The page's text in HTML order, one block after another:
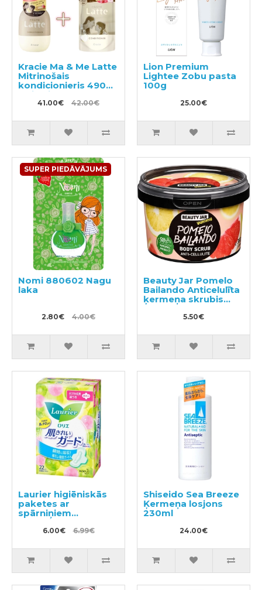
Kracie Ma & Me Latte
Mitrinošais
kondicionieris 490g
+ pildviela 360g
41.00€ 42.00€
Lion Premium
Lightee Zobu pasta
100g
25.00€
SUPER PIEDĀVĀJUMS
Nomi 880602 Nagu
laka
2.80€ 4.00€
Beauty Jar Pomelo
Bailando Anticelulīta
ķermeņa skrubis
360g
5.50€
Laurier higiēniskās
paketes ar
spārniņiem
mēreniem
izdalījumiem 20,5cm
6.00€ 6.99€
Shiseido Sea Breeze
Ķermeņa losjons
230ml
24.00€